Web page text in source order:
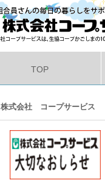
TOP
株式会社 コープサービス